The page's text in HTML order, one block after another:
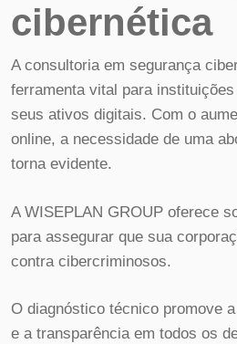
cibernética
A consultoria em segurança
ferramenta vital para
seus ativos digitais. Com o
online, a necessidade de uma
torna evidente.
A WISEPLAN GROUP oferece
para assegurar que sua
contra cibercriminosos.
O diagnóstico técnico promove
e a transparência em todos os